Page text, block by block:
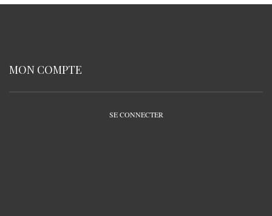
MON COMPTE
SE CONNECTER